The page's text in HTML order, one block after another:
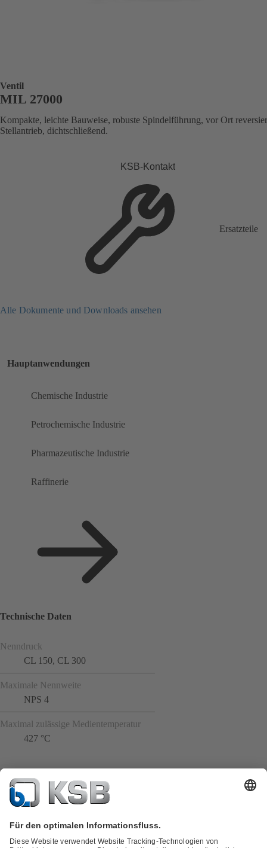
Ventil
MIL 27000
Kompakte, leichte Bauweise, robuste Spindelführung, vor Ort
Stellantrieb, dichtschließend.
KSB-Kontakt
Ersatzteile
Alle Dokumente und Downloads ansehen
Hauptanwendungen
Chemische Industrie
Petrochemische Industrie
Pharmazeutische Industrie
Raffinerie
Technische Daten
Nenndruck
CL 150, CL 300
Maximale Nennweite
NPS 4
Maximal zulässige Medientemperatur
427 °C